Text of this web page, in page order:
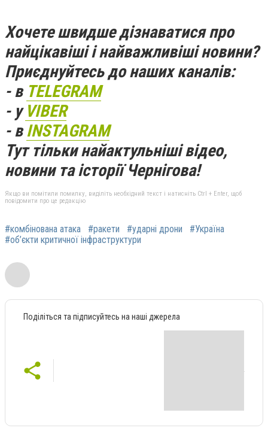
Хочете швидше дізнаватися про
найцікавіші і найважливіші новини?
Приєднуйтесь до наших каналів:
- в TELEGRAM
- у VIBER
- вINSTAGRAM
Тут тільки найактульніші відео,
новини та історії Чернігова!
Якщо ви помітили помилку, виділіть необхідний текст і натисніть Ctrl + Enter, щоб
повідомити про це редакцію
#комбінована атака #ракети #ударні дрони
#Україна
#об’єкти критичної інфраструктури
Поділіться та підписуйтесь на наші джерела